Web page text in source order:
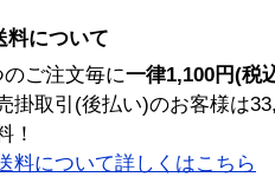
料について
のご注文毎に一律1,100円(税
掛取引(後払い)のお客様は
！
料について詳しくはこちら